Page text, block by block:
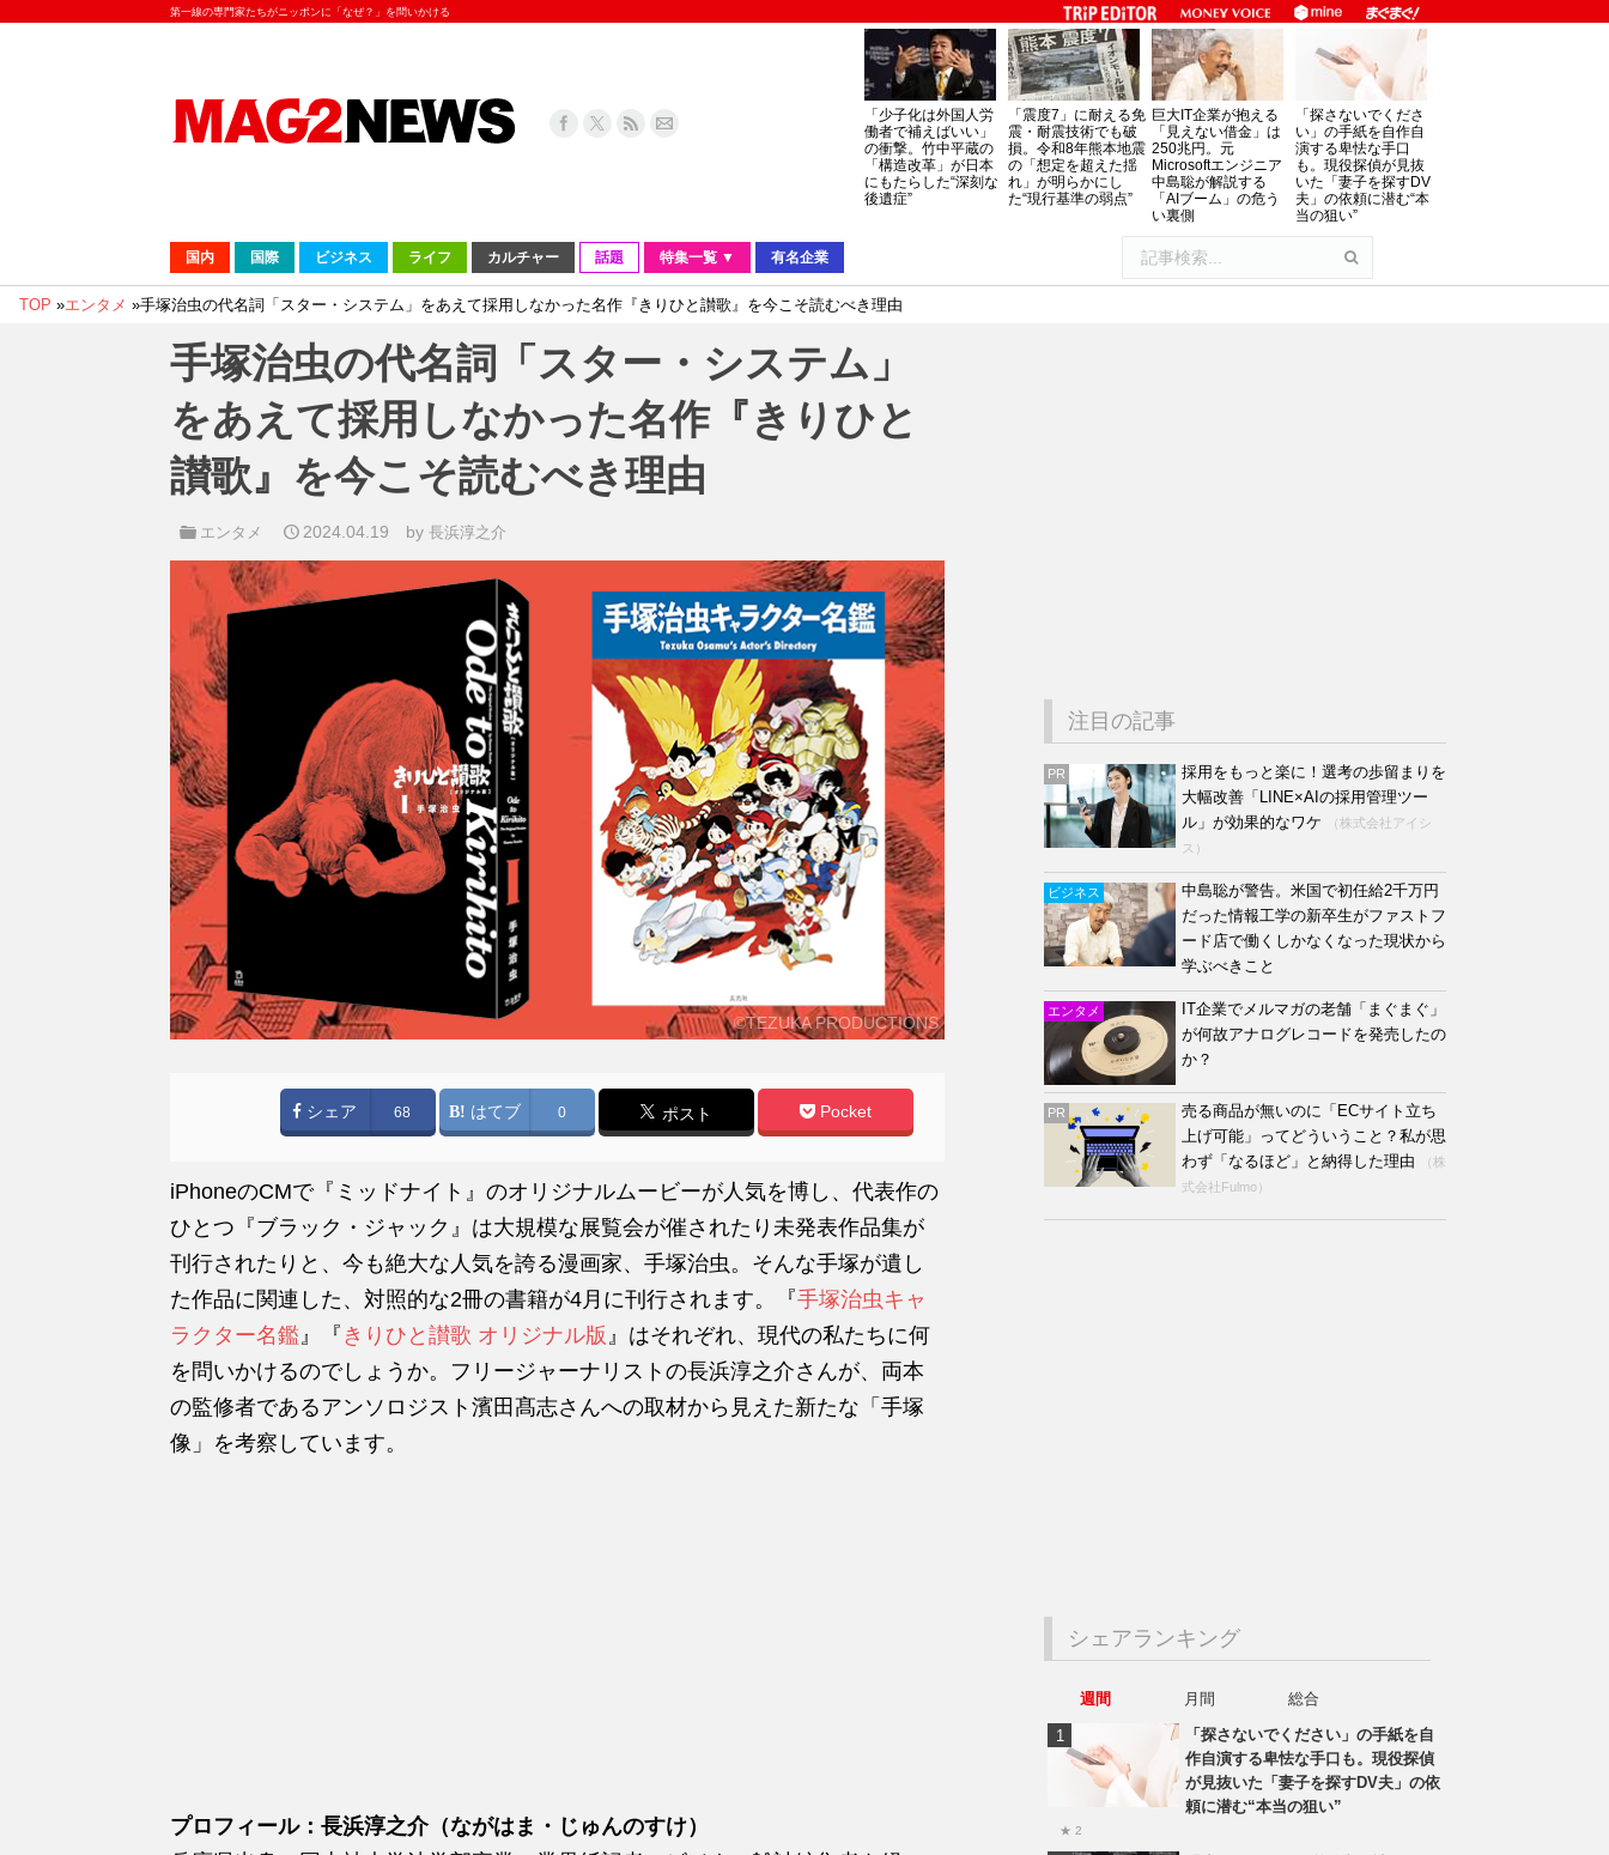
第一線の専門家たちがニッポンに「なぜ？」を問いかける
「少子化は外国人労
働者で補えばいい」
の衝撃。竹中平蔵の
「構造改革」が日本
にもたらした“深刻な
後遺症”
「震度7」に耐える免
震・耐震技術でも破
損。令和8年熊本地震
の「想定を超えた揺
れ」が明らかにし
た“現行基準の弱点”
巨大IT企業が抱える
「見えない借金」は
250兆円。元
Microsoftエンジニア
中島聡が解説する
「AIブーム」の危う
い裏側
「探さないでくださ
い」の手紙を自作自
演する卑怯な手口
も。現役探偵が見抜
いた「妻子を探すDV
夫」の依頼に潜む“本
当の狙い”
国内 国際 ビジネス ライフ カルチャー 話題 特集一覧 ▼ 有名企業
TOP »エンタメ »手塚治虫の代名詞「スター・システム」をあえて採用しなかった名作『きりひと讃歌』を今こそ読むべき理由
手塚治虫の代名詞「スター・システム」
をあえて採用しなかった名作『きりひと
讃歌』を今こそ読むべき理由
エンタメ 2024.04.19 by長浜淳之介
©️TEZUKA PRODUCTIONS
シェア 68 はてブ 0 ポスト Pocket
iPhoneのCMで『ミッドナイト』のオリジナルムービーが人気を博し、代表作の
ひとつ『ブラック・ジャック』は大規模な展覧会が催されたり未発表作品集が
刊行されたりと、今も絶大な人気を誇る漫画家、手塚治虫。そんな手塚が遺し
た作品に関連した、対照的な2冊の書籍が4月に刊行されます。『手塚治虫キャ
ラクター名鑑 』『 きりひと讃歌 オリジナル版 』はそれぞれ、現代の私たちに何
を問いかけるのでしょうか。フリージャーナリストの長浜淳之介さんが、両本
の監修者であるアンソロジスト濱田髙志さんへの取材から見えた新たな「手塚
像」を考察しています。
プロフィール：長浜淳之介（ながはま・じゅんのすけ）
注目の記事
PR
採用をもっと楽に！選考の歩留まりを
大幅改善「LINE×AIの採用管理ツー
ル」が効果的なワケ
（株式会社アイシ
ス）
ビジネス
中島聡が警告。米国で初任給2千万円
だった情報工学の新卒生がファストフ
ード店で働くしかなくなった現状から
学ぶべきこと
エンタメ
IT企業でメルマガの老舗「まぐまぐ」
が何故アナログレコードを発売したの
か？
PR
売る商品が無いのに「ECサイト立ち
上げ可能」ってどういうこと？私が思
わず「なるほど」と納得した理由
（株
式会社Fulmo）
シェアランキング
週間 月間
総合
「探さないでください」の手紙を自
作自演する卑怯な手口も。現役探偵
が見抜いた「妻子を探すDV夫」の依
頼に潜む“本当の狙い”
★ 2